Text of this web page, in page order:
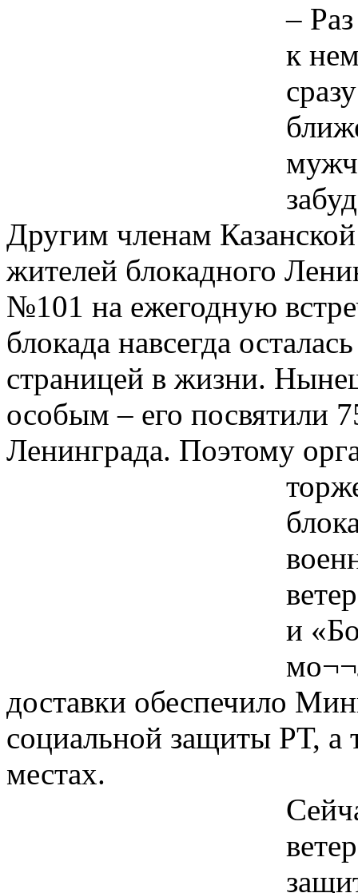
–
к
Другим членам
жителей блокадного
№101 на ежегодную
блокада навсегда
страницей в жизни.
особым – его посвятили
Ленинграда. Поэтому
и
доставки обеспечило
социальной защиты РТ, а
местах.